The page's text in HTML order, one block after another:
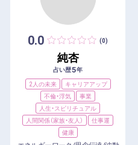
0.0 (0)
純杏
占い歴5年
2人の未来
キャリアアップ
不倫・浮気
事業
人生・スピリチュアル
人間関係（家族・友人）
仕事運
健康